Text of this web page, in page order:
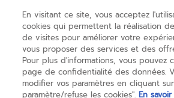
AIDE
A PROPOS
En visitant ce site, vous acceptez
cookies qui permettent la réalisation
de visites pour améliorer votre
vous proposer des services et des
Pour plus d'informations, vous pouvez
page de confidentialité des données.
modifier vos paramètres en cliquant
paramètre/refuse les cookies". En